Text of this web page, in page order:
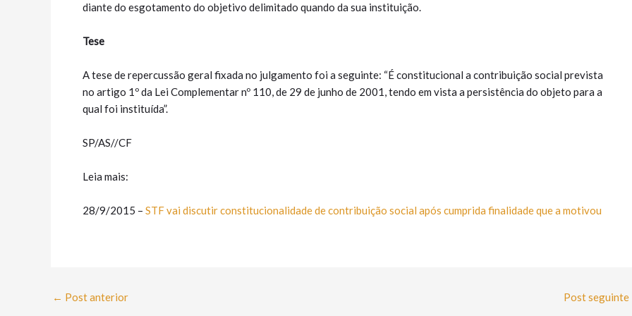
diante do esgotamento do objetivo delimitado quando da sua instituição.
Tese
A tese de repercussão geral fixada no julgamento foi a seguinte: “É constitucional a contribuição social prevista
no artigo 1º da Lei Complementar nº 110, de 29 de junho de 2001, tendo em vista a persistência do objeto para a
qual foi instituída”.
SP/AS//CF
Leia mais:
28/9/2015 – STF vai discutir constitucionalidade de contribuição social após cumprida finalidade que a motivou
← Post anterior Post seguinte